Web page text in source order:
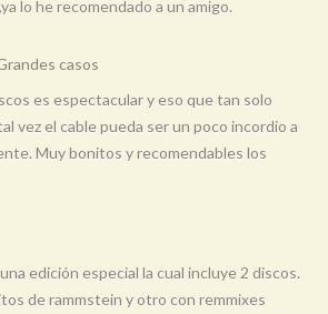
lo he recomendado a un amigo.
casos
es espectacular y eso que tan solo
vez el cable pueda ser un poco incordio a
Muy bonitos y recomendables los
edición especial la cual incluye 2 discos.
de rammstein y otro con remmixes